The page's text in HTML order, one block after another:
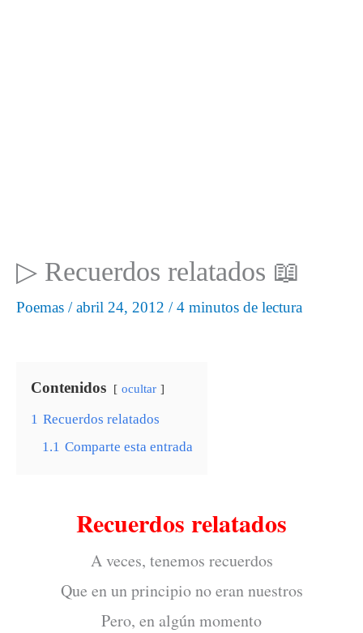
▷ Recuerdos relatados 📖
Poemas /abril 24, 2012 /4 minutos de lectura
Contenidos ocultar
1 Recuerdos relatados
1.1 Comparte esta entrada
Recuerdos relatados
A veces, tenemos recuerdos
Que en un principio no eran nuestros
Pero, en algún momento